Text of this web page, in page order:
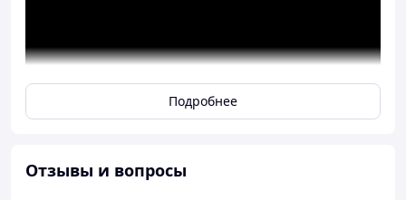
Подробнее
Отзывы и вопросы